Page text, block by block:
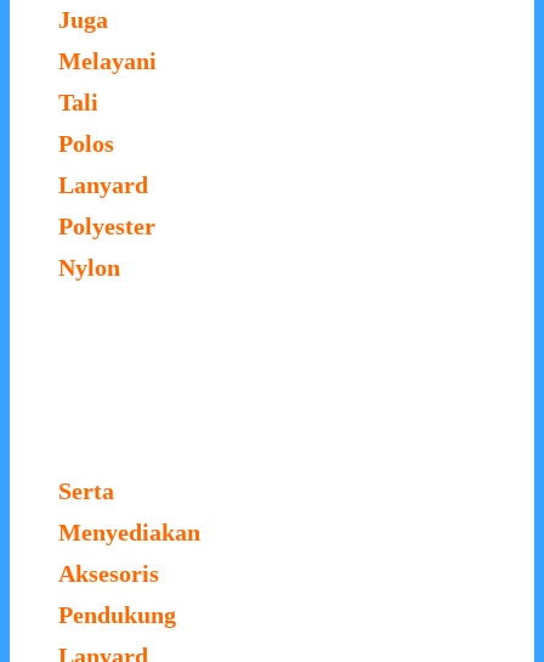
Juga
Melayani
Tali
Polos
Lanyard
Polyester
Nylon
Serta
Menyediakan
Aksesoris
Pendukung
Lanyard